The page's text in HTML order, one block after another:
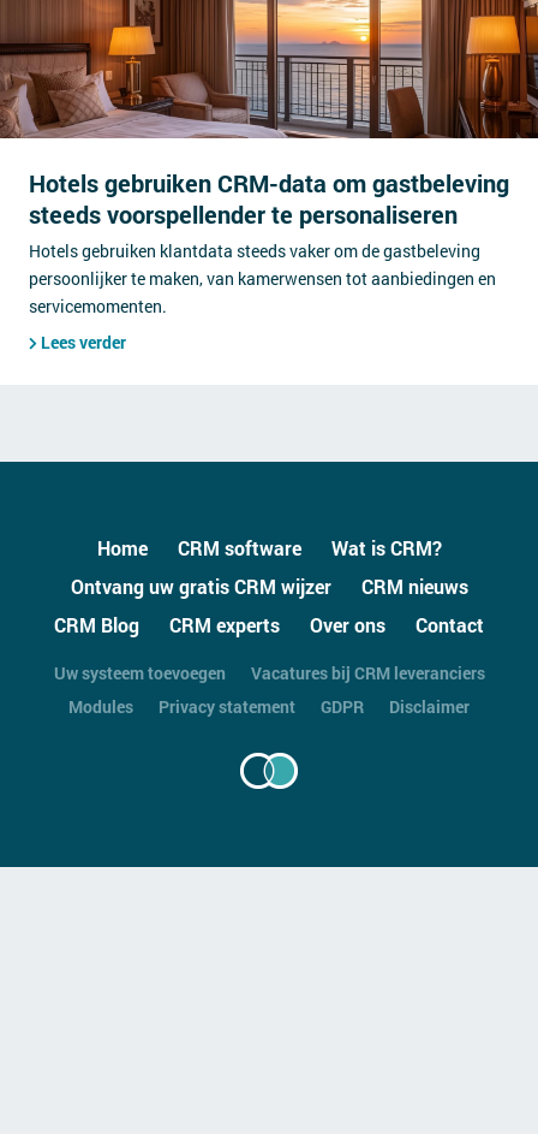
Hotels gebruiken CRM-data om gastbeleving
steeds voorspellender te personaliseren
Hotels gebruiken klantdata steeds vaker om de gastbeleving
persoonlijker te maken, van kamerwensen tot aanbiedingen en
servicemomenten.
Lees verder
Home CRM software
Wat is CRM?
Ontvang uw gratis CRM wijzer
CRM nieuws
CRM Blog
CRM experts Over ons Contact
Uw systeem toevoegen
Vacatures bij CRM leveranciers
Modules
Privacy statement GDPR Disclaimer